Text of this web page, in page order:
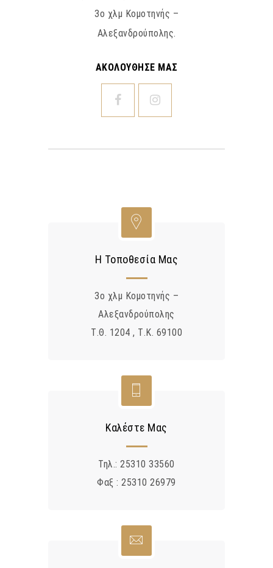
3ο χλμ Κομοτηνής –
Αλεξανδρούπολης.
ΑΚΟΛΟΥΘΗΣΕ ΜΑΣ
Η Τοποθεσία Μας
3o χλμ Κομοτηνής –
Αλεξανδρούπολης
Τ.Θ. 1204 , Τ.Κ. 69100
Καλέστε Μας
Τηλ.: 25310 33560
Φαξ : 25310 26979